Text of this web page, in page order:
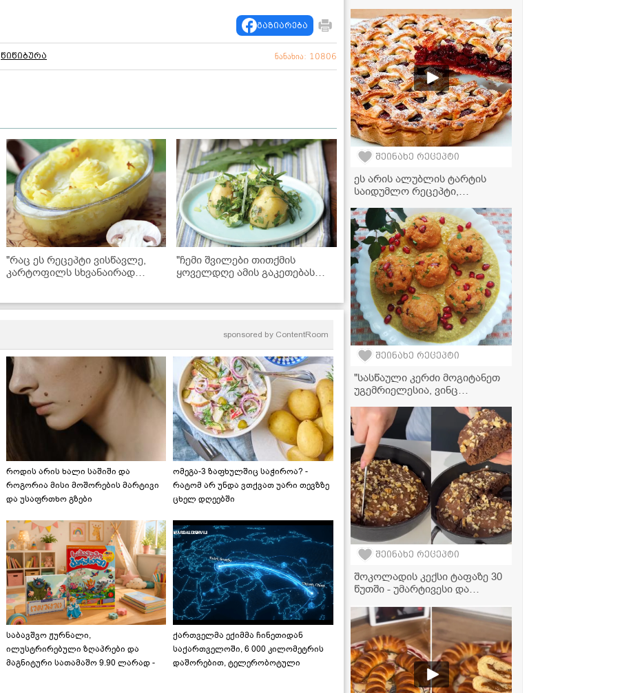
გაზიარება
წიწიბურა ნანახია: 10806
"რაც ეს რეცეპტი ვისწავლე,
კარტოფილს სხვანაირად
მობრაწულა
"ჩემი შვილები თითქმის
ყოველდღე ამის გაკეთებას
კარტოფილი მწვანილით
sponsored by ContentRoom
როდის არის ხალი საშიში და
როგორია მისი მოშორების მარტივი
და უსაფრთხო გზები
ომეგა-3 ზაფხულშიც საჭიროა? -
რატომ არ უნდა ვთქვათ უარი თევზზე
ცხელ დღეებში
საბავშვო ჟურნალი,
ილუსტრირებული ზღაპრები და
მაგნიტური სათამაშო 9.90 ლარად -
ქართველმა ექიმმა ჩინეთიდან
საქართველოში, 6 000 კილომეტრის
დაშორებით, ტელერობოტული
გამოდის!
შეინახე რეცეპტი
ეს არის ალუბლის ტარტის
საიდუმლო რეცეპტი,
წევრს პირველივე ლუკმაზე
შეაყვარებს თავს!
შეინახე რეცეპტი
"სასწაული კერძი მოგიტანეთ
უგემრიელესია, ვინც
სტაფილოს საცივი
შეინახე რეცეპტი
შოკოლადის კექსი ტაფაზე 30
წუთში - უმარტივესი და
რომელსაც ღუმელი არ
სჭირდება!